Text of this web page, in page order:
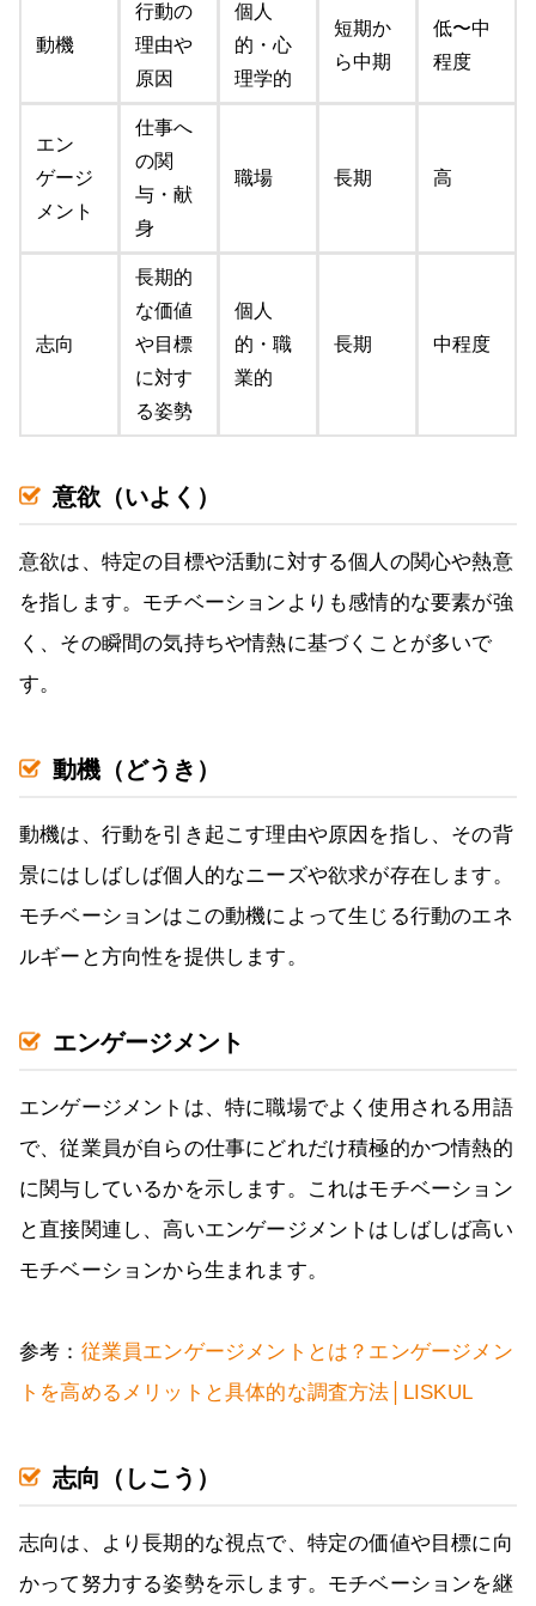
動機
行動の
理由や
原因
個人
的・心
理学的
短期か
ら中期
低〜中
程度
エン
ゲージ
メント
仕事へ
の関
与・献
身
職場 長期 高
志向
長期的
な価値
や目標
に対す
る姿勢
個人
的・職
業的
長期 中程度
意欲（いよく）
意欲は、特定の目標や活動に対する個人の関心や熱意
を指します。モチベーションよりも感情的な要素が強
く、その瞬間の気持ちや情熱に基づくことが多いで
す。
動機（どうき）
動機は、行動を引き起こす理由や原因を指し、その背
景にはしばしば個人的なニーズや欲求が存在します。
モチベーションはこの動機によって生じる行動のエネ
ルギーと方向性を提供します。
エンゲージメント
エンゲージメントは、特に職場でよく使用される用語
で、従業員が自らの仕事にどれだけ積極的かつ情熱的
に関与しているかを示します。これはモチベーション
と直接関連し、高いエンゲージメントはしばしば高い
モチベーションから生まれます。
参考： 従業員エンゲージメントとは？エンゲージメン
トを高めるメリットと具体的な調査方法│LISKUL
志向（しこう）
志向は、より長期的な視点で、特定の価値や目標に向
かって努力する姿勢を示します。モチベーションを継